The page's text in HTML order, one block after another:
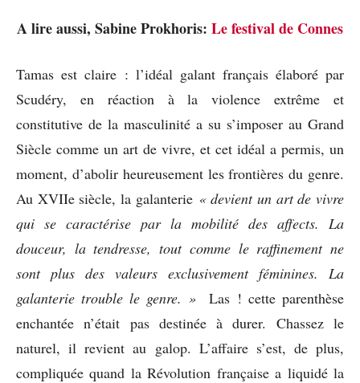
A lire aussi, Sabine Prokhoris: Le festival de Connes
Tamas est claire : l’idéal galant français élaboré par
Scudéry, en réaction à la violence extrême et
constitutive de la masculinité a su s’imposer au Grand
Siècle comme un art de vivre, et cet idéal a permis, un
moment, d’abolir heureusement les frontières du genre.
Au XVIIe siècle, la galanterie « devient un art de vivre
qui se caractérise par la mobilité des affects. La
douceur, la tendresse, tout comme le raffinement ne
sont plus des valeurs exclusivement féminines. La
galanterie trouble le genre. »Las ! cette parenthèse
enchantée n’était pas destinée à durer. Chassez le
naturel, il revient au galop. L’affaire s’est, de plus,
compliquée quand la Révolution française a liquidé la